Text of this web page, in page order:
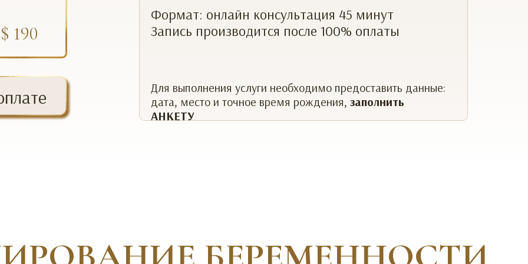
Формат: онлайн консультация 45 минут
Запись производится после 100% оплаты
Для выполнения услуги необходимо предоставить данные:
дата, место и точное время рождения, заполнить
АНКЕТУ
190